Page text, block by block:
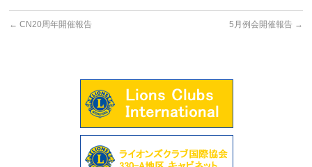
← CN20周年開催報告 5月例会開催報告 →